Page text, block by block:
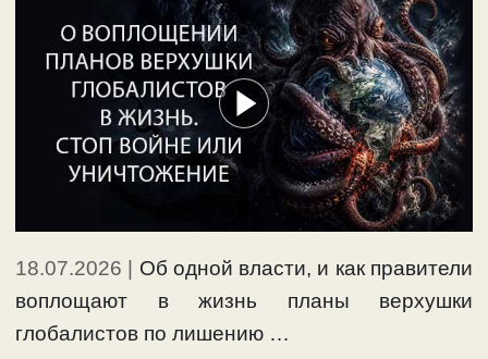
Ещё…
#война ,#Россия,#Украина
18.07.2026 | Об одной власти, и как правители
воплощают в жизнь планы верхушки
глобалистов по лишению …